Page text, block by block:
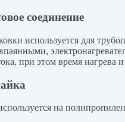
соединение
используется для
при этом время
на